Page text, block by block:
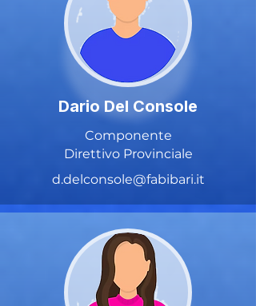
Dario Del Console
Componente
Direttivo Provinciale
d.delconsole@fabibari.it